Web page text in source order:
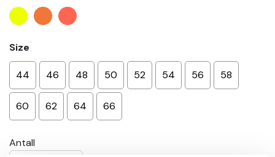
Size
44 46 48 50 52 54 56 58
60 62 64 66
Antall